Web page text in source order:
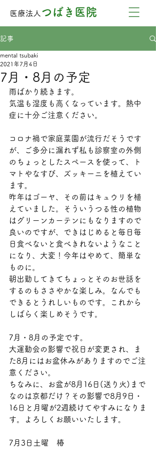
医療法人 つばき医院
記事
7月・8月の予定
mental tsubaki
2021年7月4日
雨ばかり続きます。
気温も湿度も高くなっています。熱中
症に十分ご注意ください。
コロナ禍で家庭菜園が流行だそうです
が、ご多分に漏れず私も診察室の外側
のちょっとしたスペースを使って、ト
マトやなすび、ズッキーニを植えてい
ます。
昨年はゴーヤ、その前はキュウリを植
えていました。そういうつる性の植物
はグリーンカーテンにもなりますので
良いのですが、できはじめると毎日毎
日食べないと食べきれないようなこと
になり、大変！今年はやめて、簡単な
ものに。
朝出勤してきてちょっとそのお世話を
するのもささやかな楽しみ。なんでも
できるとうれしいものです。これから
しばらく楽しめそうです。
7月・8月の予定です。
大運動会の影響で祝日が変更され、ま
た8月にはお盆休みがありますのでご注
意ください。
ちなみに、お盆が8月16日(送り火)まで
なのは京都だけ？その影響で8月9日・
16日と月曜が2週続けてやすみになりま
す。よろしくお願いいたします。
7月3日土曜　椿